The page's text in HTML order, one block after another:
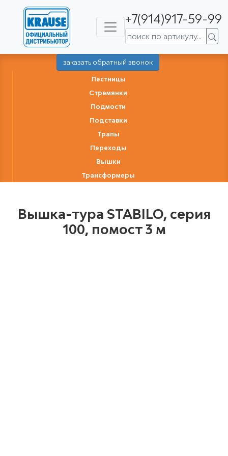
+7(914)917-59-99
заказать обратный звонок
Лестницы
Стремянки
Подмости
Подставки
Трапы
Переходы
Вышки
Трансформеры
Вышка-тура STABILO, серия
100, помост 3 м